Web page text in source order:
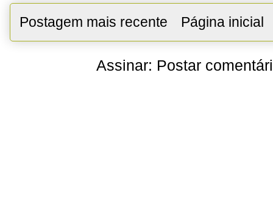
Postagem mais recente Página inicial
Assinar: Postar